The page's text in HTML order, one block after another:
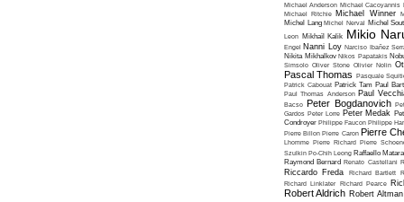
Michael Anderson Michael Cacoyannis
Michael Ritchie Michael Winner
Michel Lang Michel Nerval Michel
Leon Mikhaïl Kalik Mikio
Engel Nanni Loy Narciso Ibañez
Nikita Mikhalkov Nikos Papatakis
Simsolo Oliver Stone Olivier Nolin
Pascal Thomas Pasquale
Patrick Cabouat Patrick Tam Paul
Paul Thomas Anderson Paul
Bacso Peter Bogdanovich
Gardos Peter Lorre Peter Medak
Condroyer Philippe Faucon Philippe
Pierre Billon Pierre Caron Pierre
Lhomme Pierre Richard Pierre
Szulkin Po-Chih Leong Raffaello
Raymond Bernard Renato Castellani
Riccardo Freda Richard Bartlett
Richard Linklater Richard Pearce
Robert Aldrich Robert Altman